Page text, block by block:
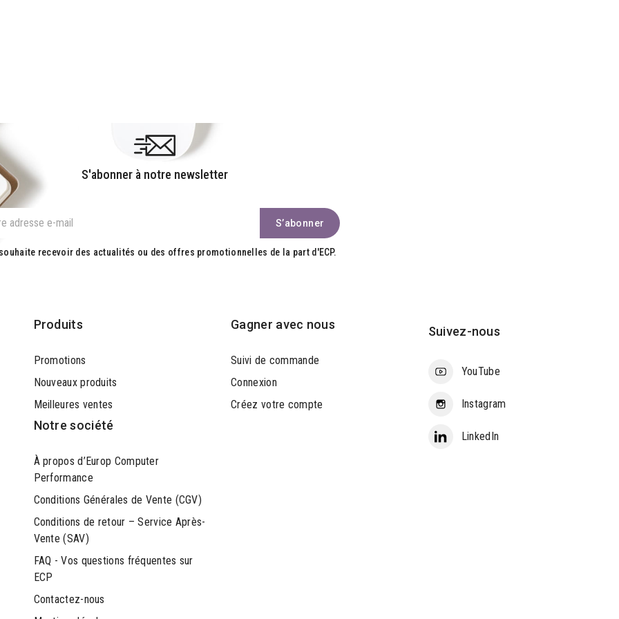
S'abonner à notre newsletter
recevoir des actualités ou des offres promotionnelles de la part d'ECP.
Produits
Promotions
Nouveaux produits
Meilleures ventes
Notre société
À propos d’Europ Computer
Performance
Conditions Générales de Vente (CGV)
Conditions de retour – Service Après-
Vente (SAV)
FAQ - Vos questions fréquentes sur
ECP
Contactez-nous
Gagner avec nous
Suivi de commande
Connexion
Créez votre compte
Suivez-nous
YouTube
Instagram
LinkedIn